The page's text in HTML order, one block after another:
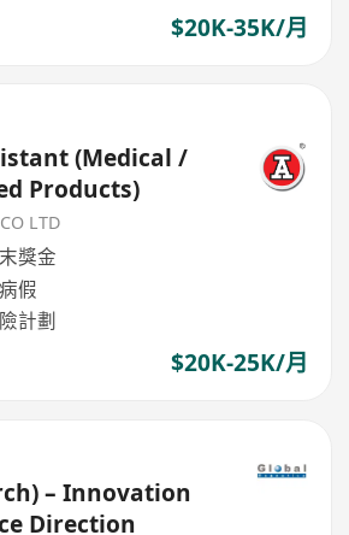
$20K-35K/月
(Medical /
Products)
LTD
獎金
假
計劃
$20K-25K/月
– Innovation
Direction